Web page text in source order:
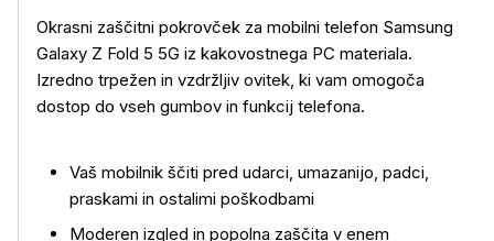
Več o izdelku
Okrasni zaščitni pokrovček za mobilni telefon Samsung
Galaxy Z Fold 5 5G iz kakovostnega PC materiala.
Izredno trpežen in vzdržljiv ovitek, ki vam omogoča
dostop do vseh gumbov in funkcij telefona.
Vaš mobilnik ščiti pred udarci, umazanijo, padci,
praskami in ostalimi poškodbami
Moderen izgled in popolna zaščita v enem